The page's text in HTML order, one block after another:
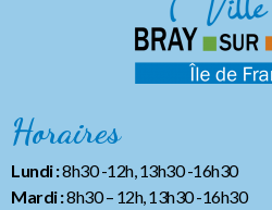
Horaires
Lundi :8h30 -12h, 13h30 -16h30
Mardi :8h30 – 12h, 13h30 -16h30